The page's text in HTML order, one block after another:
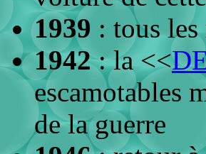
1939 : tous
1942: la <<
escamotables
de la guerre